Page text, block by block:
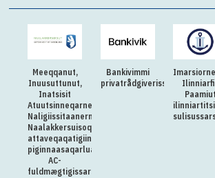
Meeqqanut,
Inuusuttunut,
Inatsisit
Atuutsinneqarnerannut
Naligiissitaanermullu
Naalakkersuisoqarfik
attaveqaqatigiinnermut
piginnaasaqarluartumik
AC-
fuldmægtigissarsiorpoq
Bankivimmi
privatrådgiverissarsiorpugut
Paamiut